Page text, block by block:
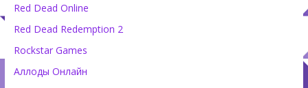
Red Dead Online
Red Dead Redemption 2
Rockstar Games
Аллоды Онлайн